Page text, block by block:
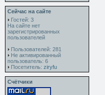
Сейчас на сайте
Гостей: 3
На сайте нет
зарегистрированных
пользователей
Пользователей: 281
Не активированный
пользователь: 6
Посетитель: ziryfu
Счётчики